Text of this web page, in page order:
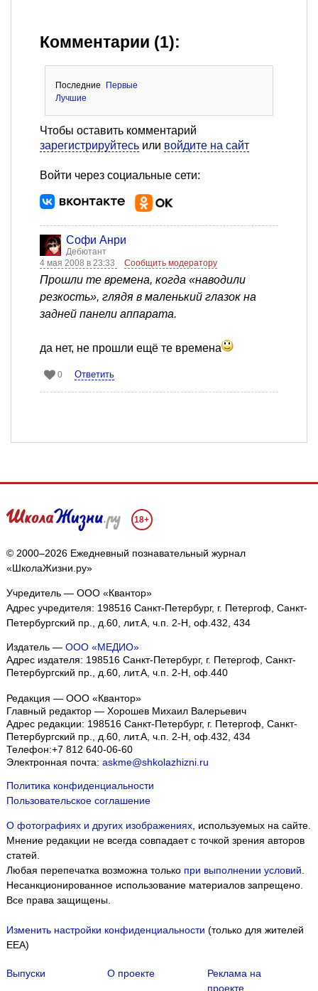
Комментарии (1):
Последние
Первые
Лучшие
Чтобы оставить комментарий
зарегистрируйтесь или войдите на сайт
Войти через социальные сети:
Софи Анри
Дебютант
4 мая 2008 в 23:33
Сообщить модератору
Прошли те времена, когда «наводили
резкость», глядя в маленький глазок на
задней панели аппарата.
да нет, не прошли ещё те времена
0 Ответить
18+
© 2000–2026 Ежедневный познавательный журнал
«ШколаЖизни.ру»
Учредитель — ООО «Квантор»
Адрес учредителя: 198516 Санкт-Петербург, г. Петергоф, Санкт-
Петербургский пр., д.60, лит.А, ч.п. 2-Н, оф.432, 434
Издатель — ООО «МЕДИО»
Адрес издателя: 198516 Санкт-Петербург, г. Петергоф, Санкт-
Петербургский пр., д.60, лит.А, ч.п. 2-Н, оф.440
Редакция — ООО «Квантор»
Главный редактор — Хорошев Михаил Валерьевич
Адрес редакции: 198516 Санкт-Петербург, г. Петергоф Санкт-
Петербургский пр., д.60, лит.А, ч.п. 2-Н, оф.432, 434
Телефон:+7 812 640-06-60
Электронная почта: askme@shkolazhizni.ru
Политика конфиденциальности
Пользовательское соглашение
О фотографиях и других изображениях, используемых на сайте.
Мнение редакции не всегда совпадает с точкой зрения авторов
статей.
Любая перепечатка возможна только при выполнении условий
Несанкционированное использование материалов запрещено.
Все права защищены.
Изменить настройки конфиденциальности (только для жителей
EEA)
Выпуски
О проекте
Реклама на
проекте